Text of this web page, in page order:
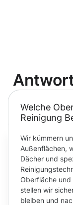
Welche
Reinigung
Wir kümmern
Außenflächen,
Dächer und
Oberfläche und
stellen wir
bleiben und